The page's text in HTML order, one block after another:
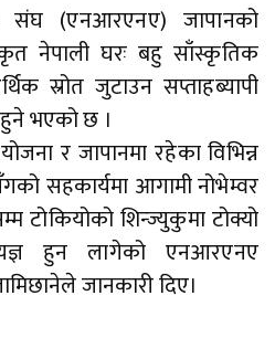
संघ (एनआरएनए) जापानको
नेपाली घरः बहु साँस्कृतिक
स्रोत जुटाउन सप्ताहब्यापी
हुने भएको छ ।
र जापानमा रहेका विभिन्न
सहकार्यमा आगामी नोभेम्वर
टोकियोको शिन्ज्युकुमा टोक्यो
हुन लागेको एनआरएनए
जानकारी दिए।